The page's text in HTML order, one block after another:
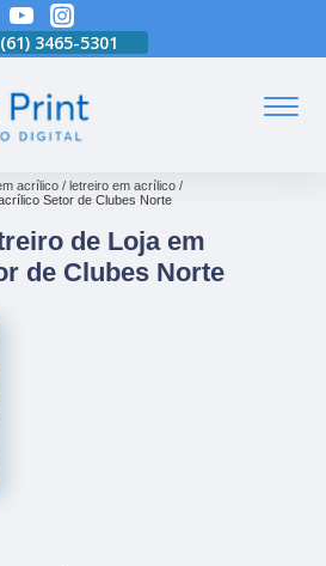
3465-5301
acrílico
letreiro em acrílico
Setor de Clubes Norte
de Loja em
de Clubes Norte